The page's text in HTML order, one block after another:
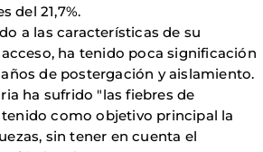
del 21,7%.
a las características de su
ha tenido poca significación
de postergación y aislamiento.
ha sufrido "las fiebres de
como objetivo principal la
sin tener en cuenta el